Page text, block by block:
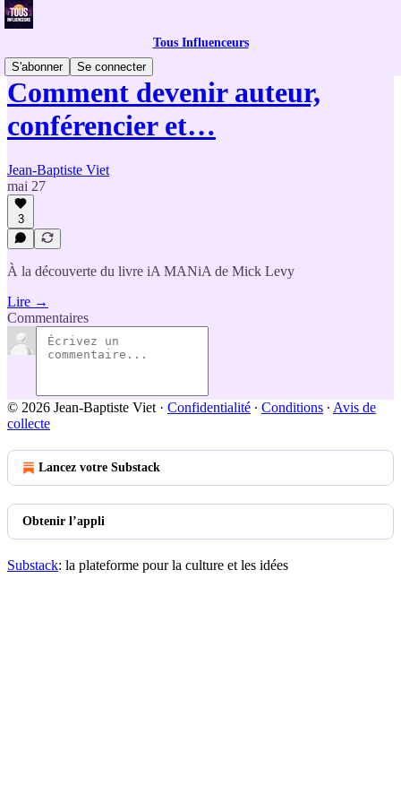
Tous Influenceurs
S'abonner
Se connecter
Comment devenir auteur,
conférencier et…
Jean-Baptiste Viet
mai 27
3
À la découverte du livre iA MANiA de Mick Levy
Lire →
Commentaires
© 2026 Jean-Baptiste Viet · Confidentialité ∙ Conditions ∙ Avis de
collecte
Lancez votre Substack
Obtenir l’appli
Substack: la plateforme pour la culture et les idées